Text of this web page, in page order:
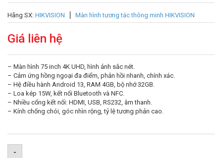
Hãng SX: HIKVISION Màn hình tương tác thông minh HIKVISION
Giá liên hệ
– Màn hình 75 inch 4K UHD, hình ảnh sắc nét.
– Cảm ứng hồng ngoại đa điểm, phản hồi nhanh, chính xác.
– Hệ điều hành Android 13, RAM 4GB, bộ nhớ 32GB.
– Loa kép 15W, kết nối Bluetooth và NFC.
– Nhiều cổng kết nối: HDMI, USB, RS232, âm thanh.
– Kính chống chói, góc nhìn rộng, tỷ lệ tương phản cao.
-